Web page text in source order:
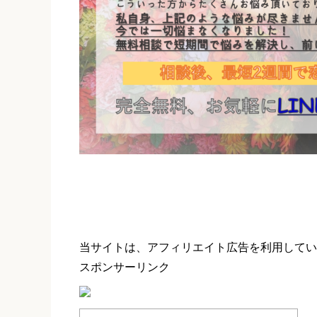
当サイトは、アフィリエイト広告を利用して
スポンサーリンク